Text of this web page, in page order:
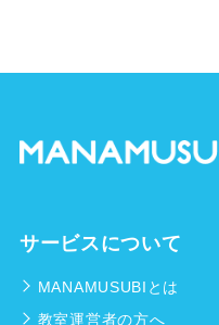
サービスについて
MANAMUSUBIとは
教室運営者の方へ